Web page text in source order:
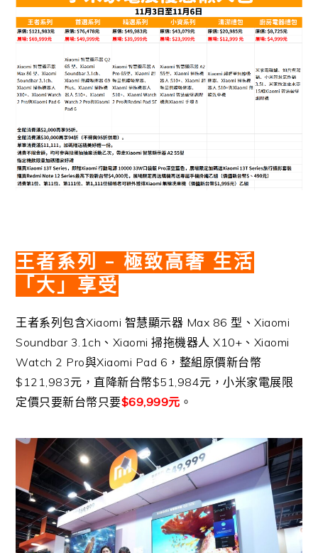
王者系列 – 極致高奢 生活
「大」享受
王者系列包含Xiaomi 智慧顯示器 Max 86 型、Xiaomi
Soundbar 3.1ch、Xiaomi 掃拖機器人 X10+、Xiaomi
Watch 2 Pro與Xiaomi Pad 6，整組原價新台幣
$121,983元，直降新台幣$51,984元，小米家電展限
定價只要新台幣只要$69,999元 。